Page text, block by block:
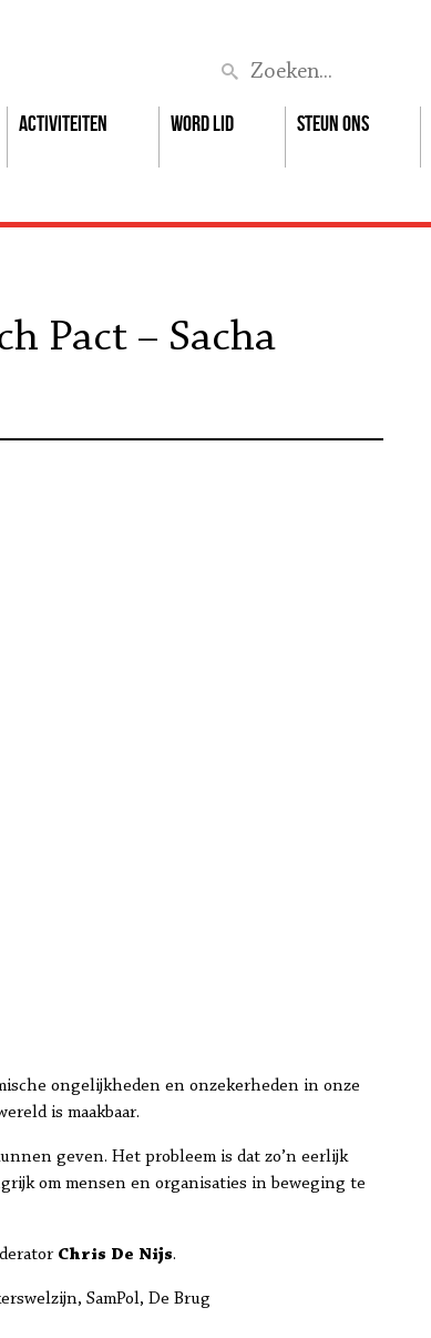
Activiteiten Word lid Steun ons
Pact – Sacha
ongelijkheden en onzekerheden in onze
is maakbaar.
geven. Het probleem is dat zo’n eerlijk
om mensen en organisaties in beweging te
Chris De Nijs.
SamPol, De Brug